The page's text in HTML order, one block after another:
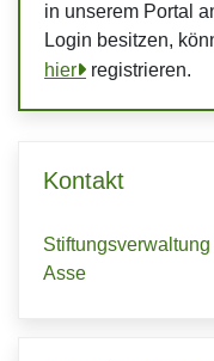
in unserem Portal
Login besitzen,
hier
registrieren.
Kontakt
Asse